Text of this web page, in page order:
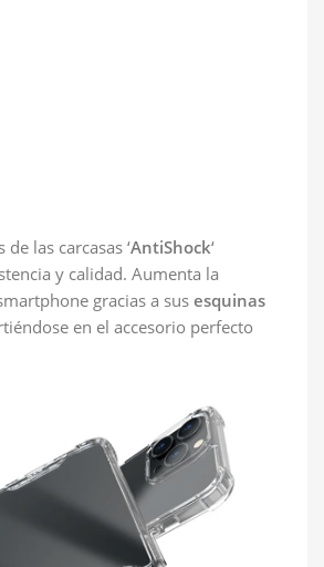
las carcasas ‘AntiShock‘
y calidad. Aumenta la
gracias a sus esquinas
en el accesorio perfecto